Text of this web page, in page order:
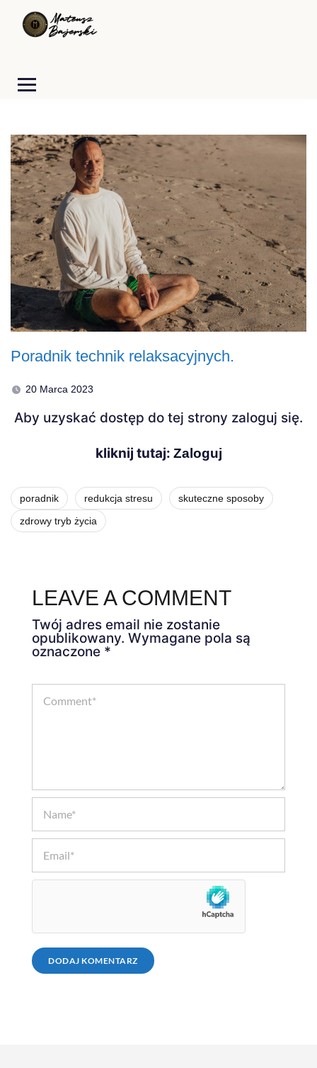
Poradnik technik relaksacyjnych.
20 Marca 2023
Aby uzyskać dostęp do tej strony zaloguj się.
kliknij tutaj: Zaloguj
poradnik redukcja stresu
skuteczne sposoby
zdrowy tryb życia
LEAVE A COMMENT
Twój adres email nie zostanie
opublikowany. Wymagane pola są
oznaczone *